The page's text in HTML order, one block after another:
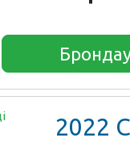
2022